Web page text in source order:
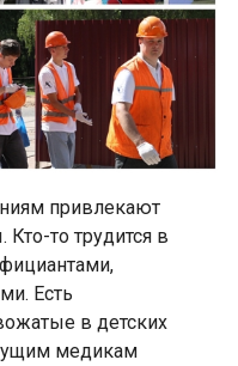
привлекают
то трудится в
Есть
в детских
медикам